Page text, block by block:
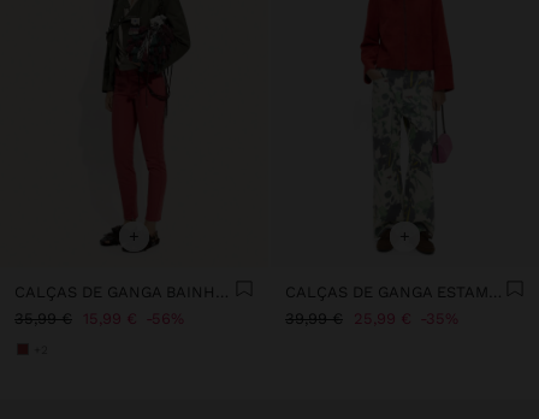
+
CALÇAS DE GANGA BAINHA COM FECHO DE CORRER
35,99 €
15,99 € 56%
+
CALÇAS DE GANGA ESTAMPADAS 100% ALGODÃO
39,99 €
25,99 € 35%